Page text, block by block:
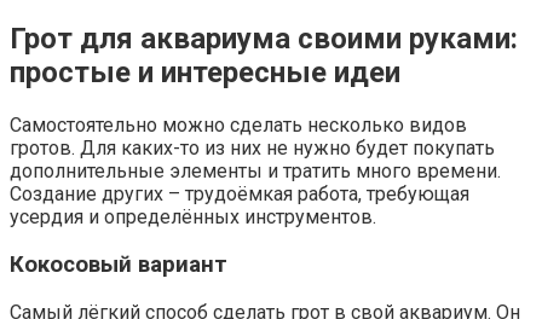
Грот для аквариума своими руками:
простые и интересные идеи
Самостоятельно можно сделать несколько видов
гротов. Для каких-то из них не нужно будет покупать
дополнительные элементы и тратить много времени.
Создание других – трудоёмкая работа, требующая
усердия и определённых инструментов.
Кокосовый вариант
Самый лёгкий способ сделать грот в свой аквариум. Он